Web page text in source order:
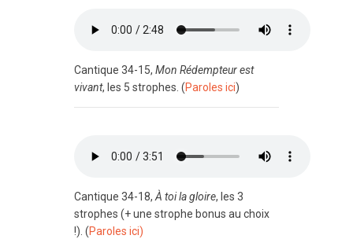
Cantique 34-15, Mon Rédempteur est
vivant, les 5 strophes. (Paroles ici)
Cantique 34-18,À toi la gloire, les 3
strophes (+ une strophe bonus au choix
!). (Paroles ici)